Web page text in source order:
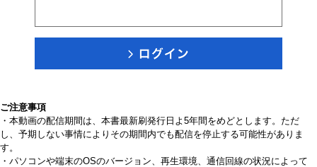
ご注意事項
・本動画の配信期間は、本書最新刷発行日よ5年間をめどとします。ただ
し、予期しない事情によりその期間内でも配信を停止する可能性がありま
す。
・パソコンや端末のOSのバージョン、再生環境、通信回線の状況によって